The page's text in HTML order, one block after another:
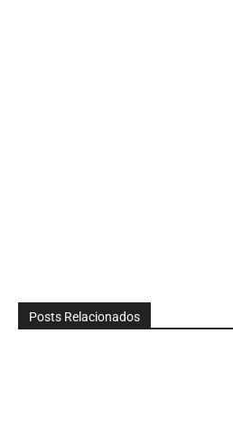
Posts Relacionados